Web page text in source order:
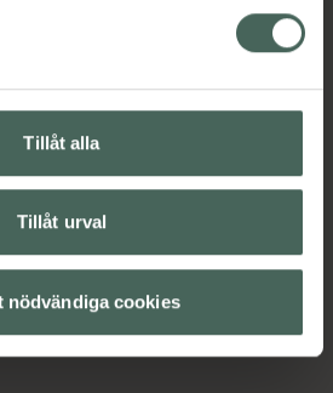
Tillåt alla
Tillåt urval
nödvändiga cookies